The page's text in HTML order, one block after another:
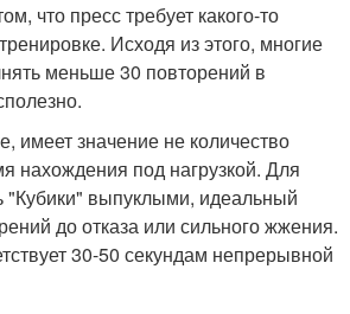
что пресс требует какого-то
Исходя из этого, многие
меньше 30 повторений в
имеет значение не количество
нахождения под нагрузкой. Для
"Кубики" выпуклыми, идеальный
до отказа или сильного жжения.
30-50 секундам непрерывной